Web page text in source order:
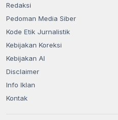
Redaksi
Pedoman Media Siber
Kode Etik Jurnalistik
Kebijakan Koreksi
Kebijakan AI
Disclaimer
Info Iklan
Kontak